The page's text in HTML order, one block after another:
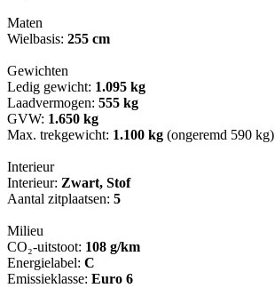
Maten
Wielbasis: 255 cm
Gewichten
Ledig gewicht: 1.095 kg
Laadvermogen: 555 kg
GVW: 1.650 kg
Max. trekgewicht: 1.100 kg (ongeremd 590 kg)
Interieur
Interieur: Zwart, Stof
Aantal zitplaatsen: 5
Milieu
CO₂-uitstoot: 108 g/km
Energielabel: C
Emissieklasse: Euro 6